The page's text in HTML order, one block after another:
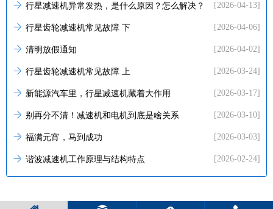
[2026-04-13]
行星减速机异常发热，是什么原因？怎么解决？
[2026-04-06]
行星齿轮减速机常见故障 下
[2026-04-02]
清明放假通知
[2026-03-24]
行星齿轮减速机常见故障 上
[2026-03-17]
新能源汽车里，行星减速机藏着大作用
[2026-03-10]
别再分不清！减速机和电机到底是啥关系
[2026-03-03]
福满元宵，马到成功
[2026-02-24]
谐波减速机工作原理与结构特点